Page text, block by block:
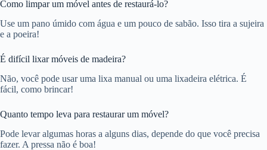
Como limpar um móvel antes de restaurá-lo?
Use um pano úmido com água e um pouco de sabão. Isso tira a sujeira
e a poeira!
É difícil lixar móveis de madeira?
Não, você pode usar uma lixa manual ou uma lixadeira elétrica. É
fácil, como brincar!
Quanto tempo leva para restaurar um móvel?
Pode levar algumas horas a alguns dias, depende do que você precisa
fazer. A pressa não é boa!